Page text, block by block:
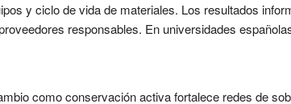
y ciclo de vida de materiales. Los resultados
responsables. En universidades
como conservación activa fortalece redes de